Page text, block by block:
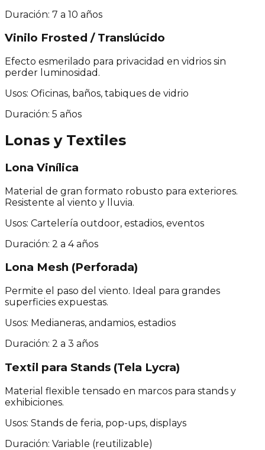
Duración: 7 a 10 años
Vinilo Frosted / Translúcido
Efecto esmerilado para privacidad en vidrios sin
perder luminosidad.
Usos: Oficinas, baños, tabiques de vidrio
Duración: 5 años
Lonas y Textiles
Lona Vinílica
Material de gran formato robusto para exteriores.
Resistente al viento y lluvia.
Usos: Cartelería outdoor, estadios, eventos
Duración: 2 a 4 años
Lona Mesh (Perforada)
Permite el paso del viento. Ideal para grandes
superficies expuestas.
Usos: Medianeras, andamios, estadios
Duración: 2 a 3 años
Textil para Stands (Tela Lycra)
Material flexible tensado en marcos para stands y
exhibiciones.
Usos: Stands de feria, pop-ups, displays
Duración: Variable (reutilizable)